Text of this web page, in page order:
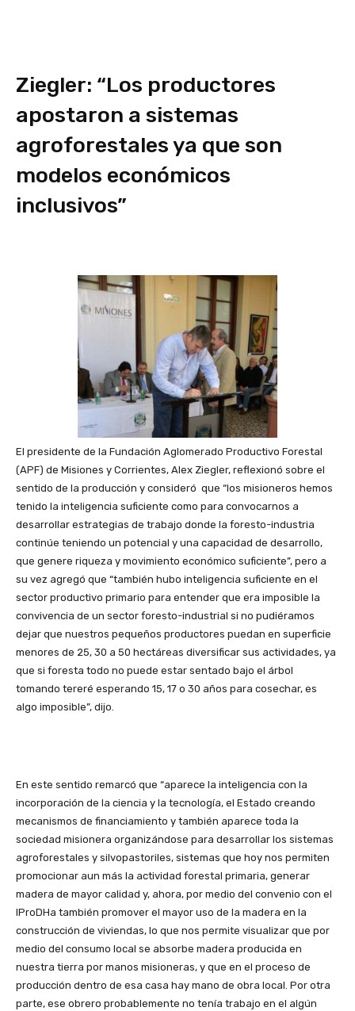
Ziegler: “Los productores
apostaron a sistemas
agroforestales ya que son
modelos económicos
inclusivos”
El presidente de la Fundación Aglomerado Productivo Forestal
(APF) de Misiones y Corrientes, Alex Ziegler, reflexionó sobre el
sentido de la producción y consideró que “los misioneros hemos
tenido la inteligencia suficiente como para convocarnos a
desarrollar estrategias de trabajo donde la foresto-industria
continúe teniendo un potencial y una capacidad de desarrollo,
que genere riqueza y movimiento económico suficiente”, pero a
su vez agregó que “también hubo inteligencia suficiente en el
sector productivo primario para entender que era imposible la
convivencia de un sector foresto-industrial si no pudiéramos
dejar que nuestros pequeños productores puedan en superficie
menores de 25, 30 a 50 hectáreas diversificar sus actividades, ya
que si foresta todo no puede estar sentado bajo el árbol
tomando tereré esperando 15, 17 o 30 años para cosechar, es
algo imposible”, dijo.
En este sentido remarcó que “aparece la inteligencia con la
incorporación de la ciencia y la tecnología, el Estado creando
mecanismos de financiamiento y también aparece toda la
sociedad misionera organizándose para desarrollar los sistemas
agroforestales y silvopastoriles, sistemas que hoy nos permiten
promocionar aun más la actividad forestal primaria, generar
madera de mayor calidad y, ahora, por medio del convenio con el
IProDHa también promover el mayor uso de la madera en la
construcción de viviendas, lo que nos permite visualizar que por
medio del consumo local se absorbe madera producida en
nuestra tierra por manos misioneras, y que en el proceso de
producción dentro de esa casa hay mano de obra local. Por otra
parte, ese obrero probablemente no tenía trabajo en el algún